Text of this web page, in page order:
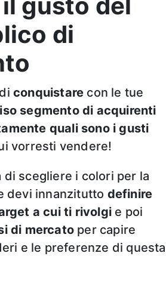
di
conquistare con le tue
segmento di acquirenti
quali sono i gusti
vorresti vendere!
di scegliere i colori per la
devi innanzitutto definire
a cui ti rivolgi e poi
di mercato per capire
e le preferenze di questa